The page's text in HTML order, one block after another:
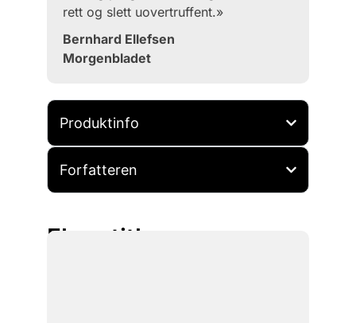
rett og slett uovertruffent.»
Bernhard Ellefsen
Morgenbladet
Produktinfo
Forfatteren
Flere titler